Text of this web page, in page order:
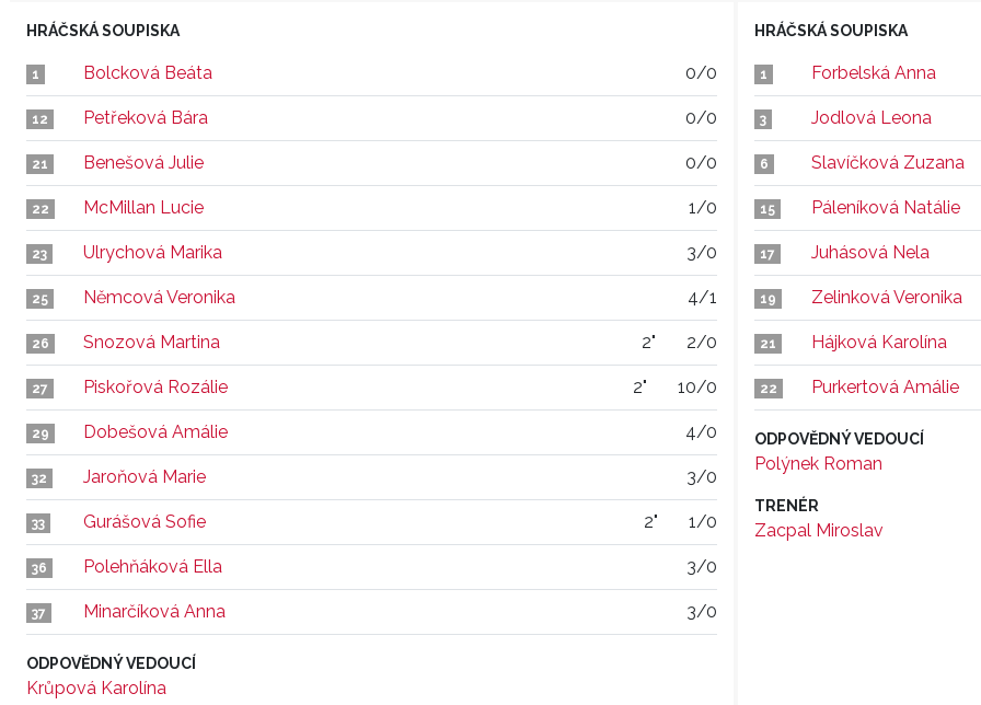
HRÁČSKÁ SOUPISKA
1 Bolcková Beáta 0/0
12 Petřeková Bára 0/0
21 Benešová Julie 0/0
22 McMillan Lucie 1/0
23 Ulrychová Marika 3/0
25 Němcová Veronika 4/1
26 Snozová Martina 2" 2/0
27 Piskořová Rozálie 2" 10/0
29 Dobešová Amálie 4/0
32 Jaroňová Marie 3/0
33 Gurášová Sofie 2" 1/0
36 Polehňáková Ella 3/0
37 Minarčíková Anna 3/0
ODPOVĚDNÝ VEDOUCÍ
Krůpová Karolína
HRÁČSKÁ SOUPISKA
1 Forbelská Anna
3 Jodlová Leona
6 Slavíčková Zuzana
15 Páleníková Natálie
17 Juhásová Nela
19 Zelinková Veronika
21 Hájková Karolína
22 Purkertová Amálie
ODPOVĚDNÝ VEDOUCÍ
Polýnek Roman
TRENÉR
Zacpal Miroslav